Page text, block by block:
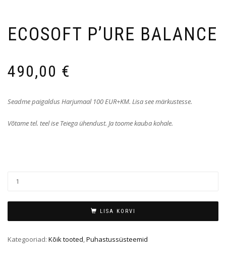
ECOSOFT P’URE BALANCE
490,00 €
Seadme paigaldus Harjumaal 100 EUR+KM. Lisa see märkustesse.
Võtame tel. teel ise Teiega ühendust. Ja toome kauba kohale.
LISA KORVI
Kategooriad: Kõik tooted,Puhastussüsteemid